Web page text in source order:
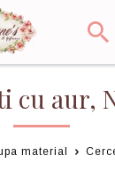
cu aur,
material